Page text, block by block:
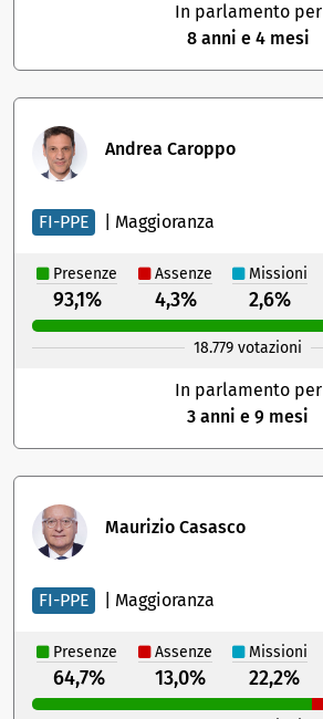
In parlamento per
8 anni e 4 mesi
Andrea Caroppo
FI-PPE Maggioranza
Presenze Assenze Missioni
93,1% 4,3% 2,6%
18.779 votazioni
In parlamento per
3 anni e 9 mesi
Maurizio Casasco
FI-PPE Maggioranza
Presenze Assenze Missioni
64,7% 13,0% 22,2%